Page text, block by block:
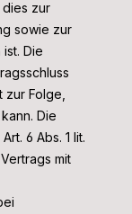
zur
sowie zur
Die
Folge,
Die
6 Abs. 1 lit.
mit